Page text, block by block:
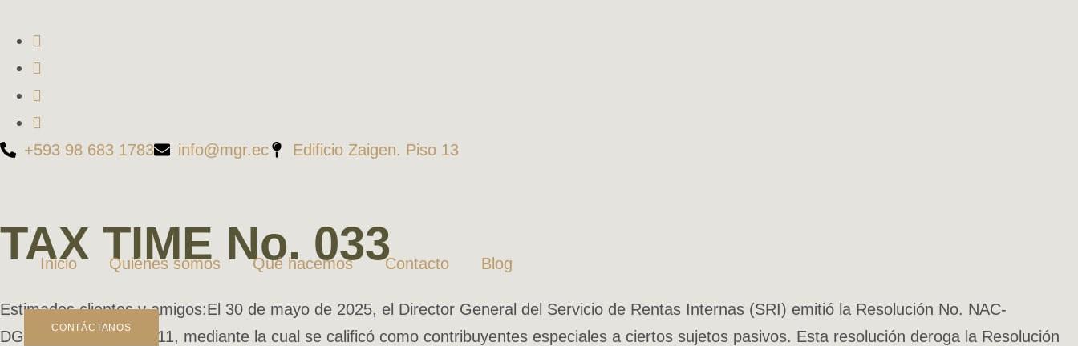
+593 98 683 1783 info@mgr.ec Edificio Zaigen. Piso 13
Inicio Quiénes somos Qué hacemos Contacto Blog
CONTÁCTANOS
TAX TIME No. 033
Estimados clientes y amigos:El 30 de mayo de 2025, el Director General del Servicio de Rentas Internas (SRI) emitió la Resolución No. NAC-
DGERCGC25-00000011, mediante la cual se calificó como contribuyentes especiales a ciertos sujetos pasivos. Esta resolución deroga la Resolución